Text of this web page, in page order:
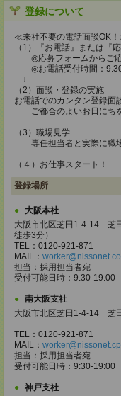
登録について
≪来社不要の電話面談OK
（1）『お電話』または『
◎応募フォームからご応
◎お電話受付時間：
↓
（2）面談・登録の実施
お電話でのカンタン登録面
ご都合のよいお日にちを
（3）職場見学
専任担当者と実際に職場
（４）お仕事スタート！
登録場所
大阪本社
大阪市北区芝田1-4-14 芝
徒歩3分）
TEL：0120-921-871
MAIL：
担当：採用担当者宛
受付可能日時：9:30-
南大阪支社
大阪市北区芝田1-4-14 芝
TEL：0120-921-871
MAIL：
担当：採用担当者宛
受付可能日時：9:30-
神戸支社